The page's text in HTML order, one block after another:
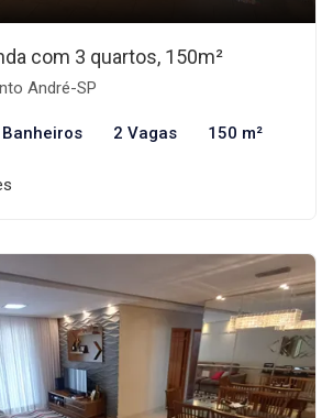
com 3 quartos, 150m²
André-SP
Banheiros 2 Vagas 150 m²